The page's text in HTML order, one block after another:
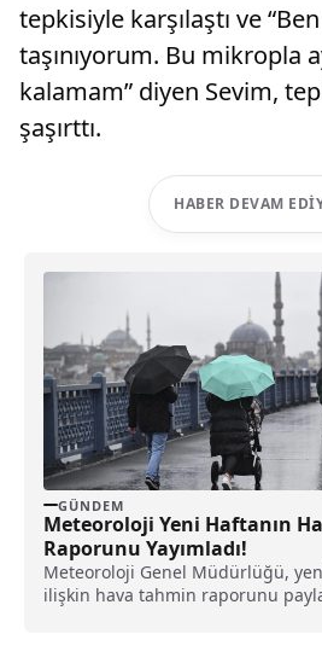
tepkisiyle karşılaştı ve
taşınıyorum. Bu mikropla
kalamam” diyen Sevim,
şaşırttı.
HABER DEVAM
GÜNDEM
Meteoroloji Yeni Haftanın
Raporunu Yayımladı!
Meteoroloji Genel Müdürlüğü,
ilişkin hava tahmin raporunu